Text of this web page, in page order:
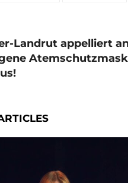
Landrut appelliert